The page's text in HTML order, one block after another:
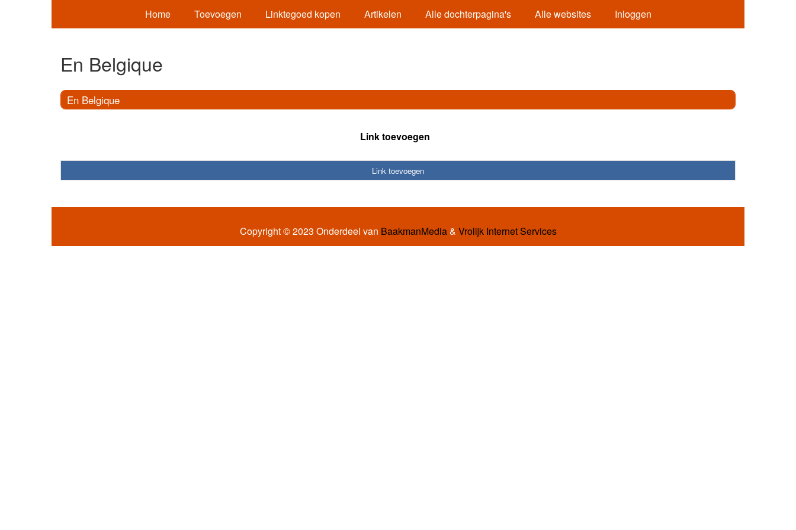
Home Toevoegen Linktegoed kopen Artikelen Alle dochterpagina's Alle websites Inloggen
En Belgique
En Belgique
Link toevoegen
Link toevoegen
Copyright © 2023 Onderdeel van BaakmanMedia& Vrolijk Internet Services